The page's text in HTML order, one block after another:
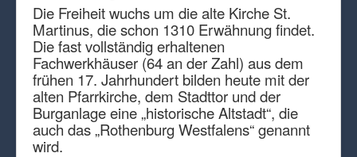
Die Freiheit wuchs um die alte Kirche St.
Martinus, die schon 1310 Erwähnung findet.
Die fast vollständig erhaltenen
Fachwerkhäuser (64 an der Zahl) aus dem
frühen 17. Jahrhundert bilden heute mit der
alten Pfarrkirche, dem Stadttor und der
Burganlage eine „historische Altstadt“, die
auch das „Rothenburg Westfalens“ genannt
wird.